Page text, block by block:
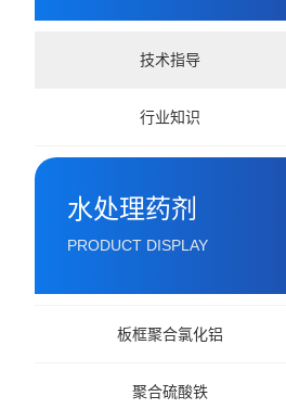
技术指导
行业知识
水处理药剂
PRODUCT DISPLAY
板框聚合氯化铝
聚合硫酸铁